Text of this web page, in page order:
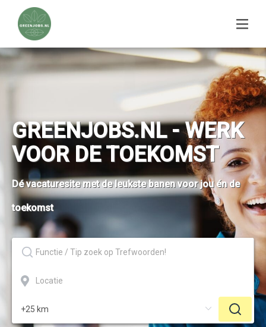
GREENJOBS.NL - WERK
VOOR DE TOEKOMST
Dé vacaturesite met de leukste banen voor jou én de
toekomst